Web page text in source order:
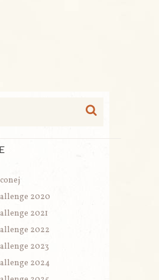
2020
2021
2022
2023
2024